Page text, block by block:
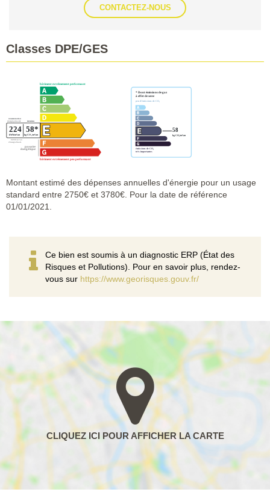
CONTACTEZ-NOUS
Classes DPE/GES
Montant estimé des dépenses annuelles d'énergie pour un usage
standard entre 2750€ et 3780€. Pour la date de référence
01/01/2021.
Ce bien est soumis à un diagnostic ERP (État des
Risques et Pollutions). Pour en savoir plus, rendez-
vous sur https://www.georisques.gouv.fr/